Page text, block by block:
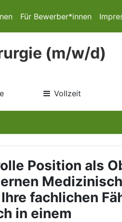
Für Bewerber*innen
(m/w/d)
Vollzeit
Position als
fachlichen
in einem